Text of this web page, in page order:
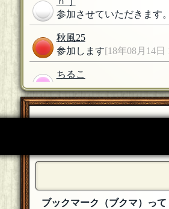
参加させていただきます。
秋風25
参加します[18年08月14日
ちるこ
参加します。[18年08月14
ブックマーク（ブクマ）って